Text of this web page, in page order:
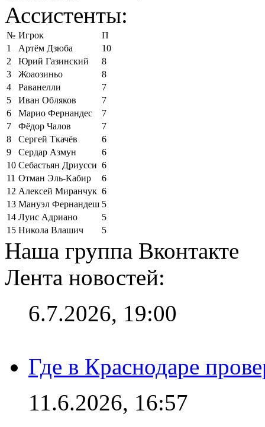
Ассистенты:
№ Игрок
П
1
Артём Дзюба
10
2
Юрий Газинский
8
3
Жоаозиньо
8
4
Раванелли
7
5
Иван Обляков
7
6
Марио Фернандес
7
7
Фёдор Чалов
7
8
Сергей Ткачёв
6
9
Сердар Азмун
6
10 Себастьян Дриусси 6
11 Отман Эль-Кабир
6
12 Алексей Миранчук 6
13 Мануэл Фернандеш 5
14 Луис Адриано
5
15 Никола Влашич 5
Наша группа Вконтакте
Лента новостей:
6.7.2026, 19:00
Где в Краснодаре
11.6.2026, 16:57